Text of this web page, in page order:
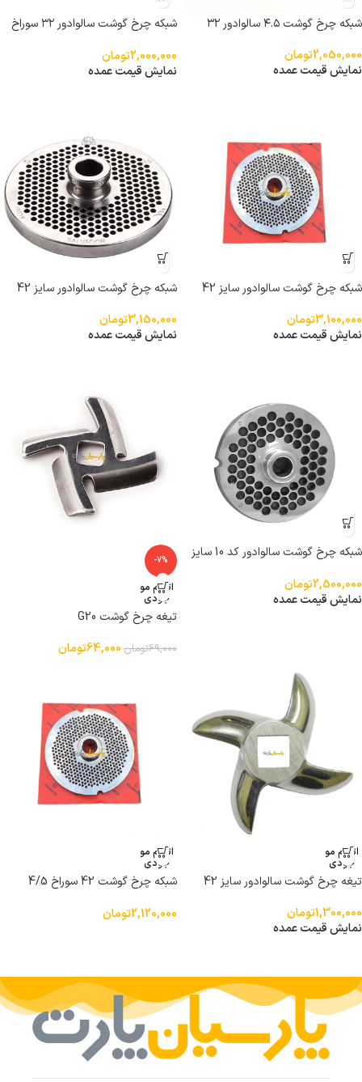
شبکه چرخ گوشت ۴.۵ سالوادور ۳۲
2,050,000تومان
نمایش قیمت عمده
شبکه چرخ گوشت سالوادور ۳۲ سوراخ
2,000,000تومان
نمایش قیمت عمده
شبکه چرخ گوشت سالوادور سایز 42
3,100,000تومان
نمایش قیمت عمده
شبکه چرخ گوشت سالوادور سایز 42
3,150,000تومان
نمایش قیمت عمده
شبکه چرخ گوشت سالوادور کد 10 سایز
2,500,000تومان
نمایش قیمت عمده
-7%
اتمام مو
جودی
تیغه چرخ گوشت G20
69,000تومان 64,000تومان
اتمام مو
جودی
تیغه چرخ گوشت سالوادور سایز 42
1,300,000تومان
نمایش قیمت عمده
اتمام مو
جودی
شبکه چرخ گوشت 42 سوراخ 4/5
2,120,000تومان